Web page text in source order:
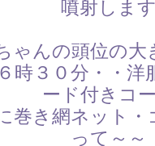
噴射しま
ゃんの頭位の大
時３０分・・
ード付きコ
巻き網ネット
って～～